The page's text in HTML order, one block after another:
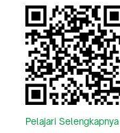
Pelajari Selengkapnya